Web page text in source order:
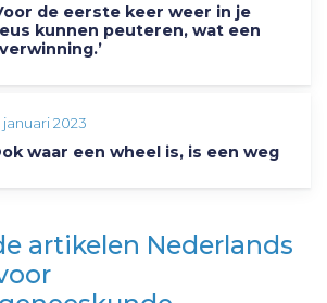
de eerste keer weer in je
kunnen peuteren, wat een
januari 2023
waar een wheel is, is een weg
artikelen Nederlands